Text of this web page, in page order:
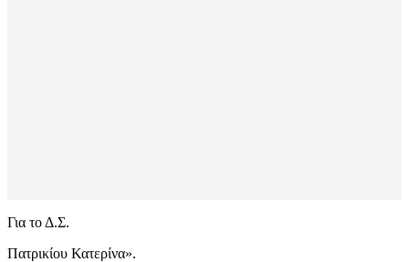
Για το Δ.Σ.
Πατρικίου Κατερίνα».